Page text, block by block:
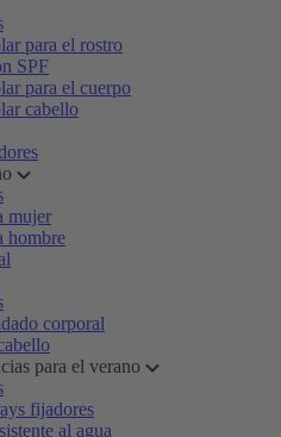
para el rostro
SPF
para el cuerpo
cabello
mujer
hombre
corporal
para el verano
fijadores
al agua